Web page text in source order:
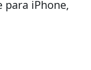
iPhone,